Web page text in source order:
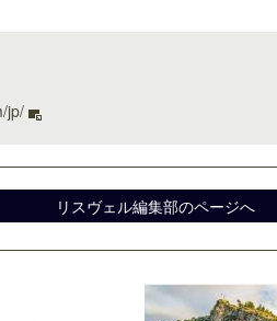
jp/
リスヴェル編集部のページへ